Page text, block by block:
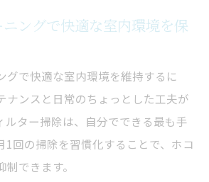
ングで快適な室内環境を保
グで快適な室内環境を維持するに
ナンスと日常のちょっとした工夫が
ルター掃除は、自分でできる最も手
1回の掃除を習慣化することで、ホコ
できます。